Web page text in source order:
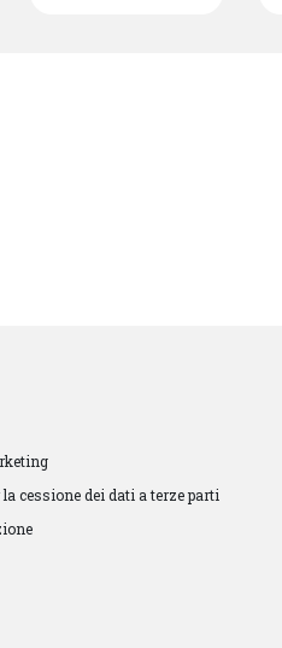
cessione dei dati a terze parti